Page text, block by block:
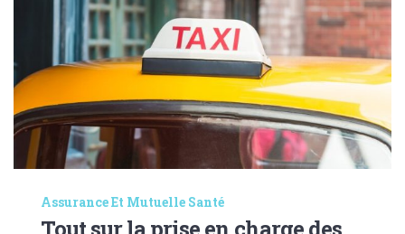
Assurance Et Mutuelle Santé